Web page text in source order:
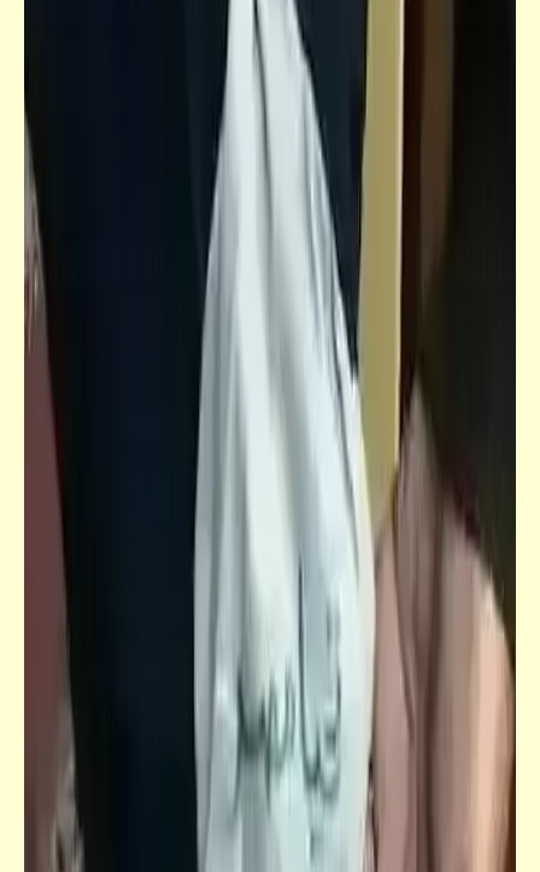
الضلالة هي أن تقر بما كنت تنكر .. ثم تنكر ما
كنت تقر | إياكم والتلوّن
كلما زاد بطش الطاغوت كلما كان خائفاً ..
والخوازيق خير شاهدة